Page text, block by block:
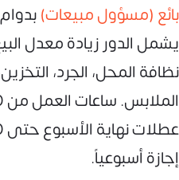
بائع (مسؤول مبيعات)
يشمل الدور زيادة معدل
نظافة المحل، الجرد،
إجازة أسبوعياً.